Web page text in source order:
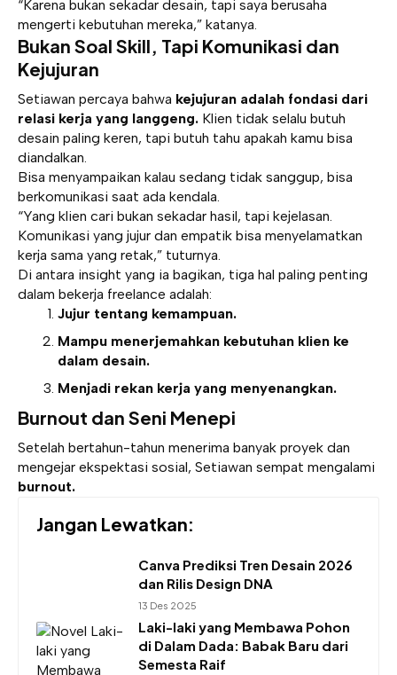
“Karena bukan sekadar desain, tapi saya berusaha
mengerti kebutuhan mereka,” katanya.
Bukan Soal Skill, Tapi Komunikasi dan
Kejujuran
Setiawan percaya bahwa kejujuran adalah fondasi dari
relasi kerja yang langgeng. Klien tidak selalu butuh
desain paling keren, tapi butuh tahu apakah kamu bisa
diandalkan.
Bisa menyampaikan kalau sedang tidak sanggup, bisa
berkomunikasi saat ada kendala.
“Yang klien cari bukan sekadar hasil, tapi kejelasan.
Komunikasi yang jujur dan empatik bisa menyelamatkan
kerja sama yang retak,” tuturnya.
Di antara insight yang ia bagikan, tiga hal paling penting
dalam bekerja freelance adalah:
Jujur tentang kemampuan.
Mampu menerjemahkan kebutuhan klien ke
dalam desain.
Menjadi rekan kerja yang menyenangkan.
Burnout dan Seni Menepi
Setelah bertahun-tahun menerima banyak proyek dan
mengejar ekspektasi sosial, Setiawan sempat mengalami
burnout.
Jangan Lewatkan:
Canva Prediksi Tren Desain 2026
dan Rilis Design DNA
13 Des 2025
Laki-laki yang Membawa Pohon
di Dalam Dada: Babak Baru dari
Semesta Raif